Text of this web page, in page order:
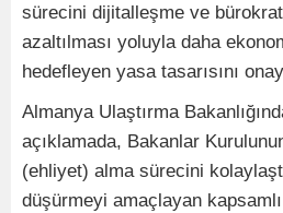
sürecini dijitalleşme ve
azaltılması yoluyla daha
hedefleyen yasa tasarısını
Almanya Ulaştırma
açıklamada, Bakanlar
(ehliyet) alma sürecini
düşürmeyi amaçlayan